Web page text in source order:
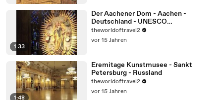
1:33
Der Aachener Dom - Aachen -
Deutschland - UNESCO
Weltkulturerbe
theworldoftravel2
vor 15 Jahren
1:48
Eremitage Kunstmusee - Sankt
Petersburg - Russland
theworldoftravel2
vor 15 Jahren